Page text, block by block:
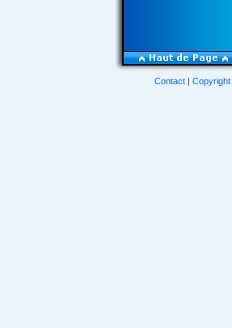
Contact Copyright